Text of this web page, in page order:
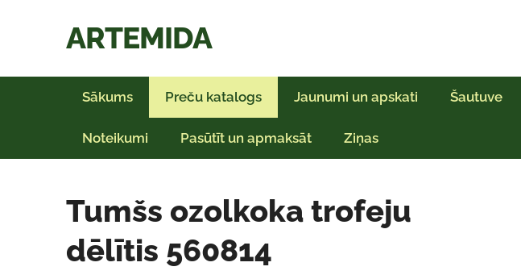
ARTEMIDA
Sākums Preču katalogs Jaunumi un apskati Šautuve
Noteikumi Pasūtīt un apmaksāt Ziņas
Tumšs ozolkoka trofeju
dēlītis 560814